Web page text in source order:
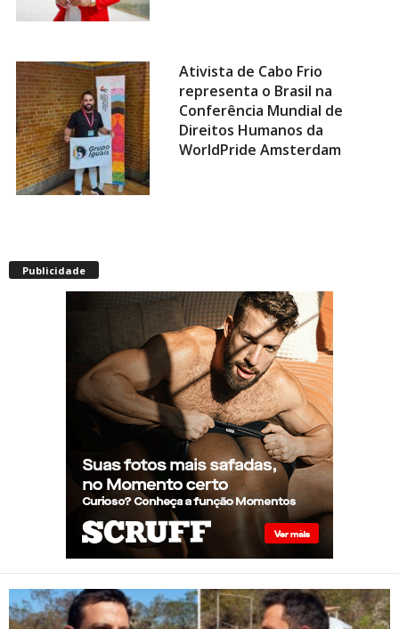
Ativista de Cabo Frio
representa o Brasil na
Conferência Mundial de
Direitos Humanos da
WorldPride Amsterdam
homofobia e transfobia: “Não
toleramos”
Ratinho constrange cantor
sertanejo com comentário
homofóbico ao vivo no SBT:
“Você está com uma cara de
viado”
Fotógrafo Renam
Christofoletti compartilha
Publicidade